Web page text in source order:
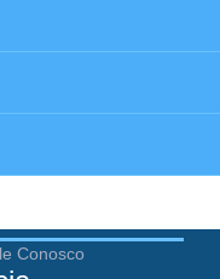
Conosco